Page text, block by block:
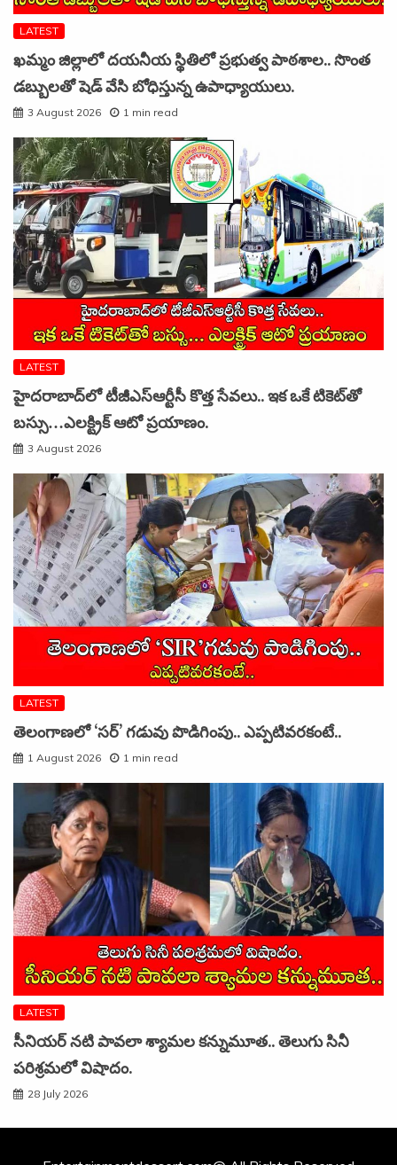
LATEST
ఖమ్మం జిల్లాలో దయనీయ స్థితిలో ప్రభుత్వ పాఠశాల.. సొంత
డబ్బులతో షెడ్ వేసి బోధిస్తున్న ఉపాధ్యాయులు.
3 August 2026 1 min read
LATEST
హైదరాబాద్‌లో టీజీఎస్‌ఆర్టీసీ కొత్త సేవలు.. ఇక ఒకే టికెట్‌తో
బస్సు…ఎలక్ట్రిక్ ఆటో ప్రయాణం.
3 August 2026
LATEST
తెలంగాణలో ‘సర్’ గడువు పొడిగింపు.. ఎప్పటివరకంటే..
1 August 2026 1 min read
LATEST
సీనియర్ నటి పావలా శ్యామల కన్నుమూత.. తెలుగు సినీ
పరిశ్రమలో విషాదం.
28 July 2026